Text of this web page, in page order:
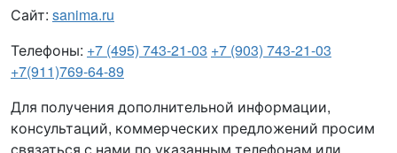
Сайт: sanima.ru
Телефоны: +7 (495) 743-21-03 +7 (903) 743-21-03
+7(911)769-64-89
Для получения дополнительной информации,
консультаций, коммерческих предложений просим
связаться с нами по указанным телефонам или